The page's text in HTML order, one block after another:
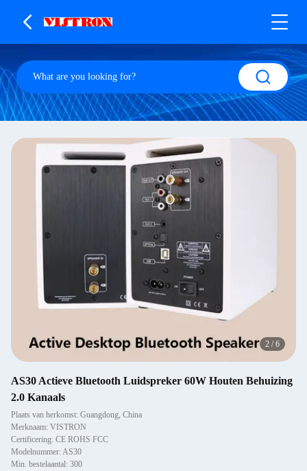
2 /6
AS30 Actieve Bluetooth Luidspreker 60W Houten Behuizing
2.0 Kanaals
Plaats van herkomst: Guangdong, China
Merknaam: VISTRON
Certificering: CE ROHS FCC
Modelnummer: AS30
Min. bestelaantal: 300